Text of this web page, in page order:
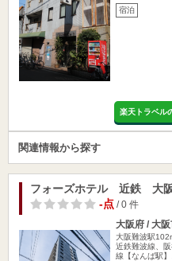
宿泊
楽天トラベル
関連情報から探す
フォーズホテル 近鉄 大
-点 / 0 件
大阪府 / 大
大阪難波駅
近鉄難波線、
線【なんば駅】